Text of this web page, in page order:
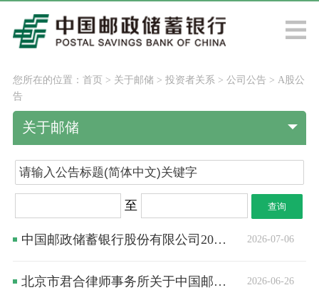
您所在的位置： 首页> 关于邮储 > 投资者关系 > 公司公告 > A股公
告
关于邮储
至
2026-07-06
中国邮政储蓄银行股份有限公司2025年年度权益分派实施公告
2026-06-26
北京市君合律师事务所关于中国邮政储蓄银行股份有限公司2025年年度股东会的法律意见书